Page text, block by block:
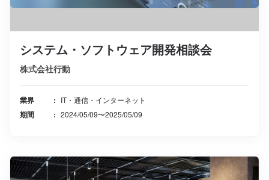
システム・ソフトウェア開発相談会
株式会社行動
業界 IT・通信・インターネット
期間 2024/05/09〜2025/05/09